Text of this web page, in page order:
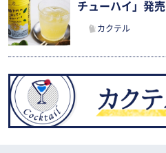
チューハイ」発売
カクテル